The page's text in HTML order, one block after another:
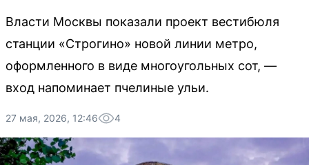
Власти Москвы показали проект вестибюля
станции «Строгино» новой линии метро,
оформленного в виде многоугольных сот, —
вход напоминает пчелиные ульи.
27 мая, 2026, 12:46 4